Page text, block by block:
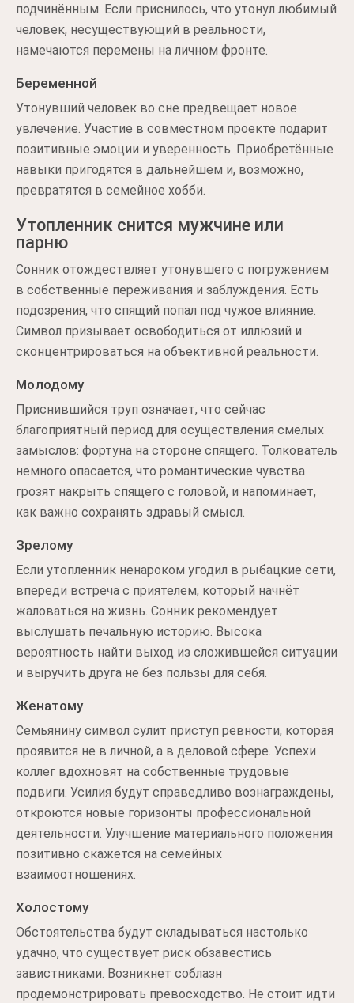
подчинённым. Если приснилось, что утонул любимый
человек, несуществующий в реальности,
намечаются перемены на личном фронте.
Беременной
Утонувший человек во сне предвещает новое
увлечение. Участие в совместном проекте подарит
позитивные эмоции и уверенность. Приобретённые
навыки пригодятся в дальнейшем и, возможно,
превратятся в семейное хобби.
Утопленник снится мужчине или
парню
Сонник отождествляет утонувшего с погружением
в собственные переживания и заблуждения. Есть
подозрения, что спящий попал под чужое влияние.
Символ призывает освободиться от иллюзий и
сконцентрироваться на объективной реальности.
Молодому
Приснившийся труп означает, что сейчас
благоприятный период для осуществления смелых
замыслов: фортуна на стороне спящего. Толкователь
немного опасается, что романтические чувства
грозят накрыть спящего с головой, и напоминает,
как важно сохранять здравый смысл.
Зрелому
Если утопленник ненароком угодил в рыбацкие сети,
впереди встреча с приятелем, который начнёт
жаловаться на жизнь. Сонник рекомендует
выслушать печальную историю. Высока
вероятность найти выход из сложившейся ситуации
и выручить друга не без пользы для себя.
Женатому
Семьянину символ сулит приступ ревности, которая
проявится не в личной, а в деловой сфере. Успехи
коллег вдохновят на собственные трудовые
подвиги. Усилия будут справедливо вознаграждены,
откроются новые горизонты профессиональной
деятельности. Улучшение материального положения
позитивно скажется на семейных
взаимоотношениях.
Холостому
Обстоятельства будут складываться настолько
удачно, что существует риск обзавестись
завистниками. Возникнет соблазн
продемонстрировать превосходство. Не стоит идти